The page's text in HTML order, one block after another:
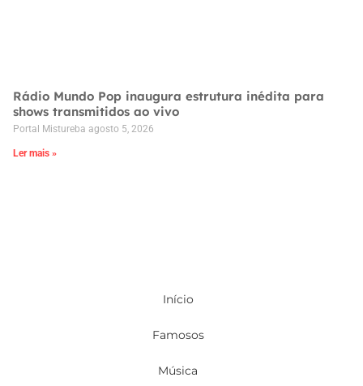
Rádio Mundo Pop inaugura estrutura inédita para
shows transmitidos ao vivo
Portal Mistureba agosto 5, 2026
Ler mais »
Início
Famosos
Música